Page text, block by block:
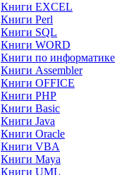
Книги EXCEL
Книги Perl
Книги SQL
Книги WORD
Книги по информатике
Книги Assembler
Книги OFFICE
Книги PHP
Книги Basic
Книги Java
Книги Oracle
Книги VBA
Книги Maya
Книги UML